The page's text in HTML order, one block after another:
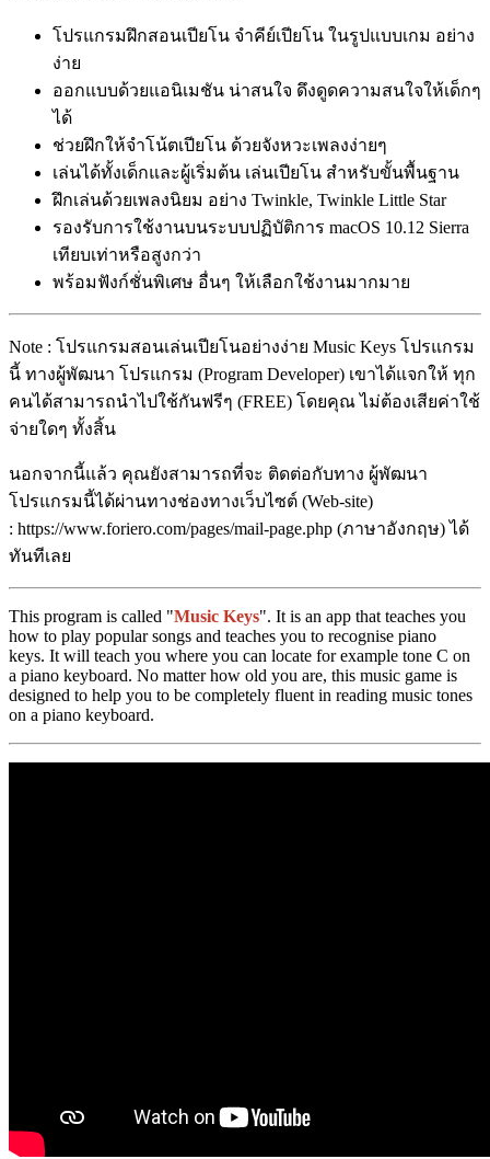
โปรแกรมฝึกสอนเปียโน จำคีย์เปียโน ในรูปแบบเกม อย่าง
ง่าย
ออกแบบด้วยแอนิเมชัน น่าสนใจ ดึงดูดความสนใจให้เด็กๆ
ได้
ช่วยฝึกให้จำโน้ตเปียโน ด้วยจังหวะเพลงง่ายๆ
เล่นได้ทั้งเด็กและผู้เริ่มต้น เล่นเปียโน สำหรับขั้นพื้นฐาน
ฝึกเล่นด้วยเพลงนิยม อย่าง Twinkle, Twinkle Little Star
รองรับการใช้งานบนระบบปฏิบัติการ macOS 10.12 Sierra
เทียบเท่าหรือสูงกว่า
พร้อมฟังก์ชั่นพิเศษ อื่นๆ ให้เลือกใช้งานมากมาย
Note : โปรแกรมสอนเล่นเปียโนอย่างง่าย Music Keys โปรแกรม
นี้ ทางผู้พัฒนา โปรแกรม (Program Developer) เขาได้แจกให้ ทุก
คนได้สามารถนำไปใช้กันฟรีๆ (FREE) โดยคุณ ไม่ต้องเสียค่าใช้
จ่ายใดๆ ทั้งสิ้น
นอกจากนี้แล้ว คุณยังสามารถที่จะ ติดต่อกับทาง ผู้พัฒนา
โปรแกรมนี้ได้ผ่านทางช่องทางเว็บไซต์ (Web-site)
: https://www.foriero.com/pages/mail-page.php (ภาษาอังกฤษ) ได้
ทันทีเลย
This program is called "Music Keys". It is an app that teaches you
how to play popular songs and teaches you to recognise piano
keys. It will teach you where you can locate for example tone C on
a piano keyboard. No matter how old you are, this music game is
designed to help you to be completely fluent in reading music tones
on a piano keyboard.